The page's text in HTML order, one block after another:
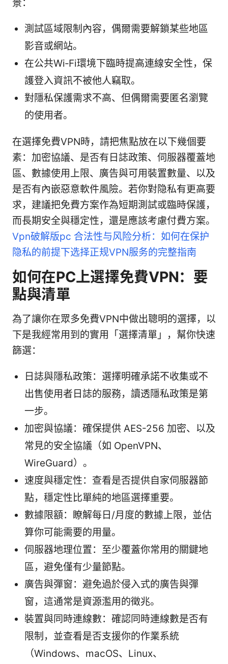
景：
測試區域限制內容，偶爾需要解鎖某些地區
影音或網站。
在公共Wi‑Fi環境下臨時提高連線安全性，保
護登入資訊不被他人竊取。
對隱私保護需求不高、但偶爾需要匿名瀏覽
的使用者。
在選擇免費VPN時，請把焦點放在以下幾個要
素：加密協議、是否有日誌政策、伺服器覆蓋地
區、數據使用上限、廣告與可用裝置數量、以及
是否有內嵌惡意軟件風險。若你對隐私有更高要
求，建議把免費方案作為短期測試或臨時保護，
而長期安全與穩定性，還是應該考慮付費方案。
Vpn破解版pc 合法性与风险分析：如何在保护
隐私的前提下选择正规VPN服务的完整指南
如何在PC上選擇免費VPN：要
點與清單
為了讓你在眾多免費VPN中做出聰明的選擇，以
下是我經常用到的實用「選擇清單」，幫你快速
篩選：
日誌與隱私政策：選擇明確承諾不收集或不
出售使用者日誌的服務，讀透隱私政策是第
一步。
加密與協議：確保提供 AES-256 加密、以及
常見的安全協議（如 OpenVPN、
WireGuard）。
速度與穩定性：查看是否提供自家伺服器節
點，穩定性比單純的地區選擇重要。
數據限額：瞭解每日/月度的數據上限，並估
算你可能需要的用量。
伺服器地理位置：至少覆蓋你常用的關鍵地
區，避免僅有少量節點。
廣告與彈窗：避免過於侵入式的廣告與彈
窗，這通常是資源濫用的徵兆。
裝置與同時連線數：確認同時連線數是否有
限制，並查看是否支援你的作業系統
（Windows、macOS、Linux、